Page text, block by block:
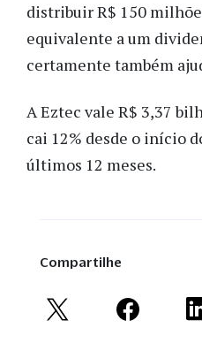
distribuir R$ 150
equivalente a um
certamente também
A Eztec vale R$ 3,37
cai 12% desde o início
últimos 12 meses.
Compartilhe